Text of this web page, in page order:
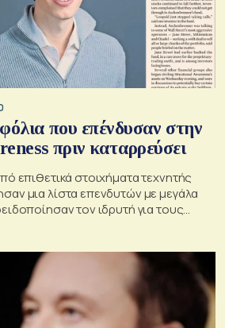
που επένδυσαν στην
πριν καταρρεύσει
επιθετικά στοιχήματα τεχνητής
μια λίστα επενδυτών με μεγάλα
τον ιδρυτή για τους